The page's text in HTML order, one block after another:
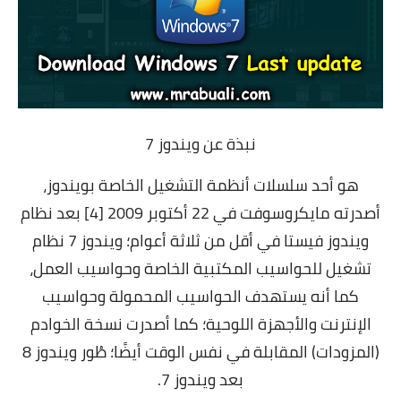
نبذة عن ويندوز 7
هو أحد سلسلات أنظمة التشغيل الخاصة بويندوز،
أصدرته مايكروسوفت في 22 أكتوبر 2009 [4] بعد نظام
ويندوز فيستا في أقل من ثلاثة أعوام؛ ويندوز 7 نظام
تشغيل للحواسيب المكتبية الخاصة وحواسيب العمل،
كما أنه يستهدف الحواسيب المحمولة وحواسيب
الإنترنت والأجهزة اللوحية؛ كما أصدرت نسخة الخوادم
(المزودات) المقابلة في نفس الوقت أيضًا؛ طُور ويندوز 8
بعد ويندوز 7.